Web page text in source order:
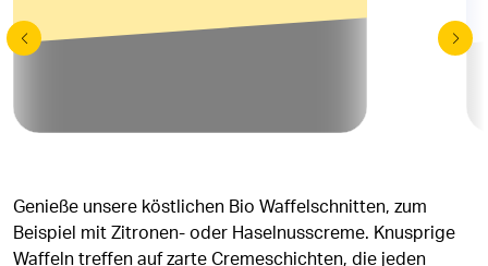
Genieße unsere köstlichen Bio Waffelschnitten, zum
Beispiel mit Zitronen- oder Haselnusscreme. Knusprige
Waffeln treffen auf zarte Cremeschichten, die jeden